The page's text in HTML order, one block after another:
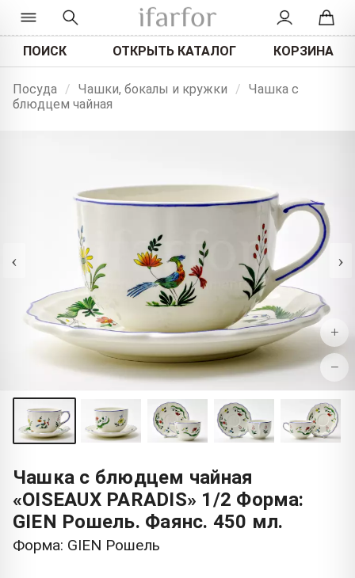
ПОИСК ОТКРЫТЬ КАТАЛОГ КОРЗИНА
Посуда / Чашки, бокалы и кружки / Чашка с
блюдцем чайная
‹ ›
+
−
Чашка с блюдцем чайная
«OISEAUX PARADIS» 1/2 Форма:
GIEN Рошель. Фаянс. 450 мл.
Форма: GIEN Рошель